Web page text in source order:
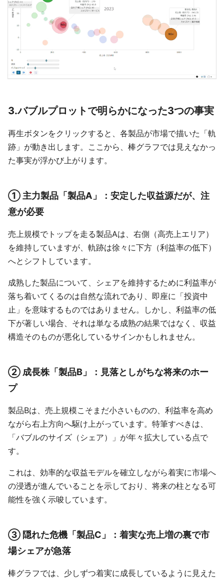
3.バブルプロットで明らかになった3つの事実
再生ボタンをクリックすると、各製品が市場で描いた「軌
跡」が動き出します。ここから、棒グラフでは見えなかっ
た事実が浮かび上がります。
① 主力製品「製品A」：安定した収益源だが、注
意が必要
売上規模でトップを走る製品Aは、右側（高売上エリア）
を維持していますが、軌跡は徐々に下方（利益率の低下）
へとシフトしています。
成熟した製品について、シェアを維持するために利益率が
落ち着いてくるのは自然な流れであり、即座に「投資中
止」を意味するものではありません。しかし、利益率の低
下が著しい場合、それは単なる成熟の結果ではなく、収益
構造そのものが悪化しているサインかもしれません。
② 成長株「製品B」：見落としがちな将来のホー
プ
製品Bは、売上規模こそまだ小さいものの、利益率を高め
ながら右上方向へ駆け上がっています。特筆すべきは、
「バブルのサイズ（シェア）」が年々拡大している点で
す。
これは、効率的な収益モデルを確立しながら着実に市場へ
の浸透が進んでいることを示しており、将来の柱となる可
能性を強く示唆しています。
③ 隠れた危機「製品C」：着実な売上増の裏で市
場シェアが急落
棒グラフでは、少しずつ着実に成長しているように見えた